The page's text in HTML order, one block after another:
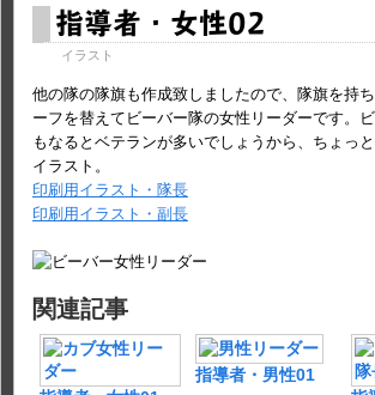
指導者・女性02
イラスト
他の隊の隊旗も作成致しましたので、隊旗を持
ーフを替えてビーバー隊の女性リーダーです。
もなるとベテランが多いでしょうから、ちょっ
イラスト。
印刷用イラスト・隊長
印刷用イラスト・副長
関連記事
指導者・男性01